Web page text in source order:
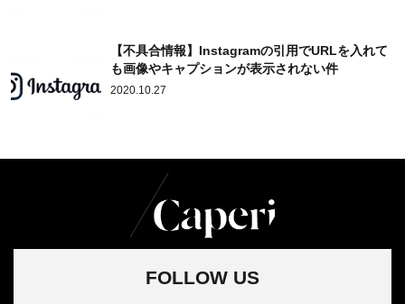
【不具合情報】Instagramの引用でURLを入れて
も画像やキャプションが表示されない件
2020.10.27
FOLLOW US